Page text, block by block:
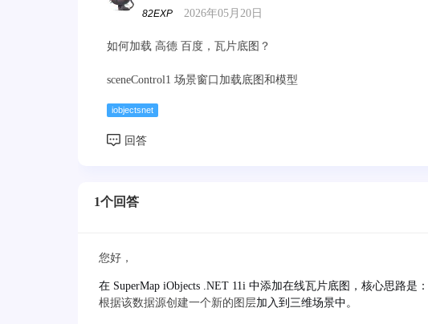
82EXP 2026年05月20日
如何加载 高德 百度，瓦片底图？
sceneControl1 场景窗口加载底图和模型
iobjectsnet
1个回答
您好，
在 SuperMap iObjects .NET 11i 中添加在线瓦片底图，核心思路是：
根据该数据源创建一个新的图层加入到三维场景中。